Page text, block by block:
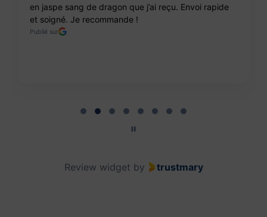
en jaspe sang de dragon que j’ai reçu. Envoi rapide
et soigné. Je recommande !
Publié sur
Review widget by trustmary